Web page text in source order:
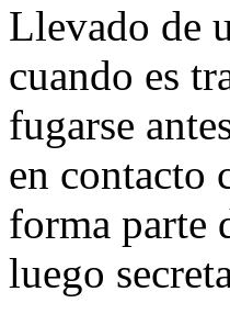
Llevado de
cuando es
fugarse
en contacto
forma parte
luego